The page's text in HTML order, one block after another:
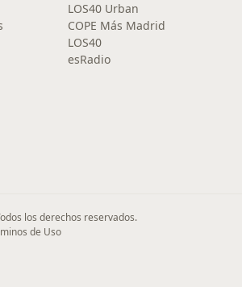
LOS40 Urban
COPE Más Madrid
LOS40
esRadio
los derechos reservados.
de Uso